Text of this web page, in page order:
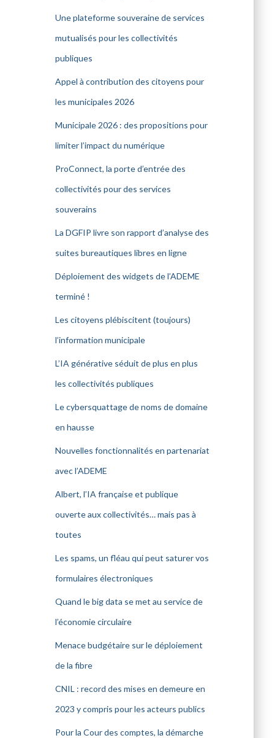
Une plateforme souveraine de services
mutualisés pour les collectivités
publiques
Appel à contribution des citoyens pour
les municipales 2026
Municipale 2026 : des propositions pour
limiter l’impact du numérique
ProConnect, la porte d’entrée des
collectivités pour des services
souverains
La DGFIP livre son rapport d’analyse des
suites bureautiques libres en ligne
Déploiement des widgets de l’ADEME
terminé !
Les citoyens plébiscitent (toujours)
l’information municipale
L’IA générative séduit de plus en plus
les collectivités publiques
Le cybersquattage de noms de domaine
en hausse
Nouvelles fonctionnalités en partenariat
avec l’ADEME
Albert, l’IA française et publique
ouverte aux collectivités… mais pas à
toutes
Les spams, un fléau qui peut saturer vos
formulaires électroniques
Quand le big data se met au service de
l’économie circulaire
Menace budgétaire sur le déploiement
de la fibre
CNIL : record des mises en demeure en
2023 y compris pour les acteurs publics
Pour la Cour des comptes, la démarche